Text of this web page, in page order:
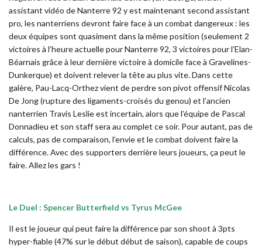
assistant vidéo de Nanterre 92 y est maintenant second assistant
pro, les nanterriens devront faire face à un combat dangereux : les
deux équipes sont quasiment dans la même position (seulement 2
victoires à l’heure actuelle pour Nanterre 92, 3 victoires pour l’Elan-
Béarnais grâce à leur dernière victoire à domicile face à Gravelines-
Dunkerque) et doivent relever la tête au plus vite. Dans cette
galère, Pau-Lacq-Orthez vient de perdre son pivot offensif Nicolas
De Jong (rupture des ligaments-croisés du genou) et l’ancien
nanterrien Travis Leslie est incertain, alors que l’équipe de Pascal
Donnadieu et son staff sera au complet ce soir. Pour autant, pas de
calculs, pas de comparaison, l’envie et le combat doivent faire la
différence. Avec des supporters derrière leurs joueurs, ça peut le
faire. Allez les gars !
Le Duel : Spencer Butterfield vs Tyrus McGee
Il est le joueur qui peut faire la différence par son shoot à 3pts
hyper-fiable (47% sur le début début de saison), capable de coups